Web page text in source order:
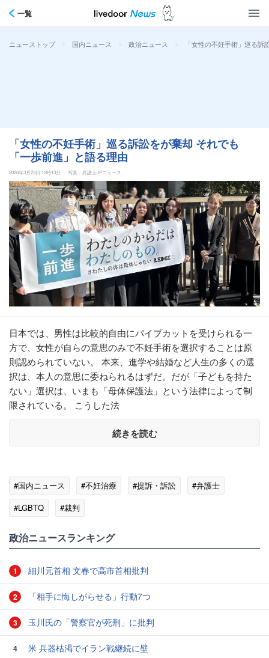
一覧
ニューストップ > 国内ニュース > 政治ニュース > 「女性の不妊手術」巡る
「女性の不妊手術」巡る訴訟をが棄却 それでも
「一歩前進」と語る理由
2026年3月23日 12時13分 写真：弁護士JPニュース
日本では、男性は比較的自由にパイプカットを受けられる一
方で、女性が自らの意思のみで不妊手術を選択することは原
則認められていない。 本来、進学や結婚など人生の多くの選
択は、本人の意思に委ねられるはずだ。だが「子どもを持た
ない」選択は、いまも「母体保護法」という法律によって制
限されている。 こうした法
続きを読む
#国内ニュース #不妊治療 #提訴・訴訟
#弁護士
#LGBTQ
#裁判
政治ニュースランキング
1 細川元首相 文春で高市首相批判
2 「相手に悔しがらせる」行動7つ
3 玉川氏の「警察官が死刑」に批判
4 米 兵器枯渇でイラン戦継続に壁